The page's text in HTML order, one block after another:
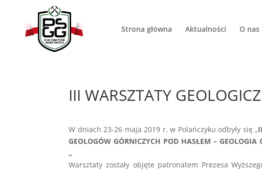
Strona główna Aktualności O nas
III WARSZTATY
W dniach 23-26 maja 2019 r. w Polańczyku odbyły się „
GEOLOGÓW GÓRNICZYCH POD HASŁEM –
„
Warsztaty zostały objęte patronatem Prezesa